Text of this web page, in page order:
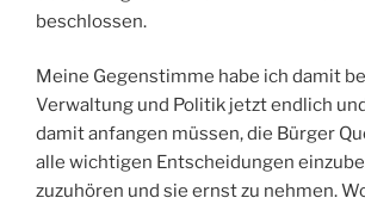
beschlossen.
Meine Gegenstimme habe ich damit
Verwaltung und Politik jetzt endlich
damit anfangen müssen, die Bürger
alle wichtigen Entscheidungen
zuzuhören und sie ernst zu nehmen.